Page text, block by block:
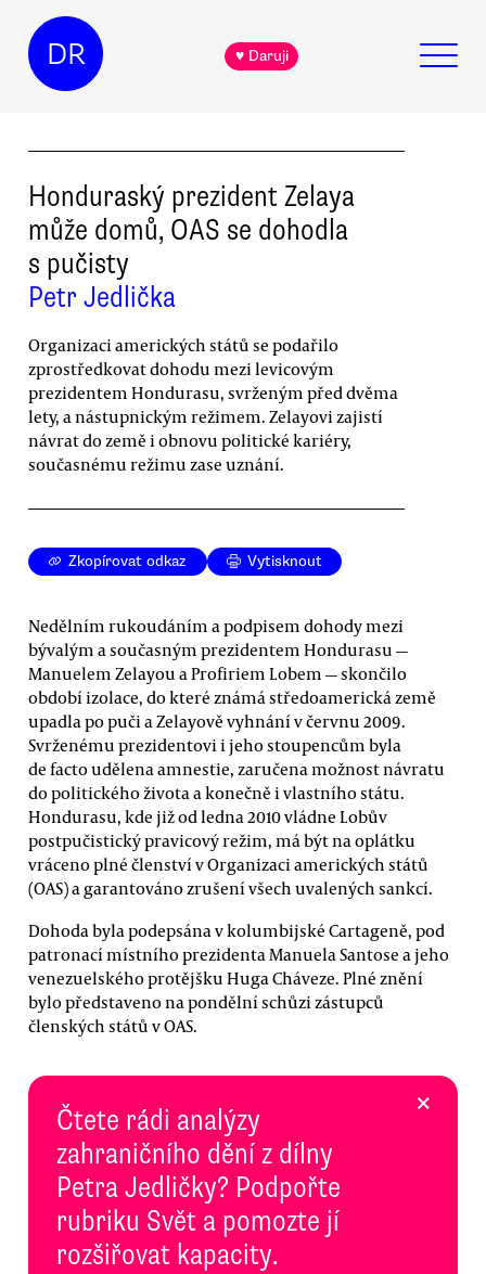
DR ♥ Daruji
Honduraský prezident Zelaya
může domů, OAS se dohodla
s pučisty
Petr Jedlička
Organizaci amerických států se podařilo
zprostředkovat dohodu mezi levicovým
prezidentem Hondurasu, svrženým před dvěma
lety, a nástupnickým režimem. Zelayovi zajistí
návrat do země i obnovu politické kariéry,
současnému režimu zase uznání.
Zkopírovat odkaz Vytisknout
Nedělním rukoudáním a podpisem dohody mezi
bývalým a současným prezidentem Hondurasu —
Manuelem Zelayou a Profiriem Lobem — skončilo
období izolace, do které známá středoamerická země
upadla po puči a Zelayově vyhnání v červnu 2009.
Svrženému prezidentovi i jeho stoupencům byla
de facto udělena amnestie, zaručena možnost návratu
do politického života a konečně i vlastního státu.
Hondurasu, kde již od ledna 2010 vládne Lobův
postpučistický pravicový režim, má být na oplátku
vráceno plné členství v Organizaci amerických států
(OAS) a garantováno zrušení všech uvalených sankcí.
Dohoda byla podepsána v kolumbijské Cartageně, pod
patronací místního prezidenta Manuela Santose a jeho
venezuelského protějšku Huga Cháveze. Plné znění
bylo představeno na pondělní schůzi zástupců
členských států v OAS.
Čtete rádi analýzy
zahraničního dění z dílny
Petra Jedličky? Podpořte
rubriku Svět a pomozte jí
rozšiřovat kapacity.
×